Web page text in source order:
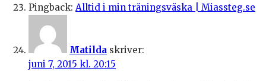
Pingback: Alltid i min träningsväska | Miassteg.se
Matilda skriver:
juni 7, 2015 kl. 20:15